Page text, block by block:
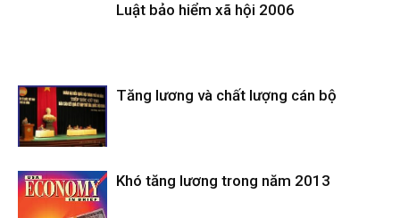
Luật bảo hiểm xã hội 2006
Tăng lương và chất lượng cán bộ
Khó tăng lương trong năm 2013